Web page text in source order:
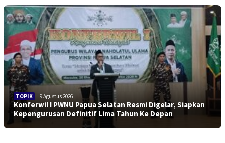
TOPIK 9 Agustus 2026
Konferwil I PWNU Papua Selatan Resmi Digelar, Siapkan
Kepengurusan Definitif Lima Tahun Ke Depan